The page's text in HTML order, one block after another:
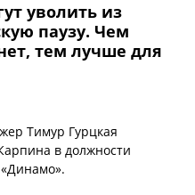
уволить из
паузу. Чем
тем лучше для
Тимур Гурцкая
в должности
«Динамо».